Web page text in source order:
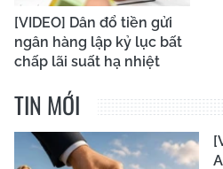
[VIDEO] Dân đổ tiền gửi
ngân hàng lập kỷ lục bất
chấp lãi suất hạ nhiệt
TIN MỚI